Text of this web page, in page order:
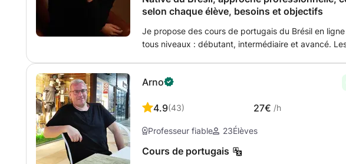
si besoin.
selon chaque élève, besoins et objectifs
Je propose des cours de portugais du Brésil en
tous niveaux : débutant, intermédiaire et avancé.
prononciation. Méthode structurée, supports
souhaitant apprendre le portugais efficacement.
Arno
4.9(43) 27€ /h
Professeur fiable 23Élèves
Cours de portugais